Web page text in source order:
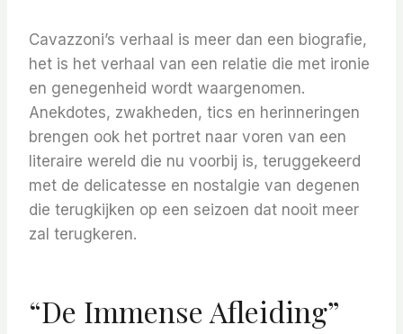
Cavazzoni’s verhaal is meer dan een biografie,
het is het verhaal van een relatie die met ironie
en genegenheid wordt waargenomen.
Anekdotes, zwakheden, tics en herinneringen
brengen ook het portret naar voren van een
literaire wereld die nu voorbij is, teruggekeerd
met de delicatesse en nostalgie van degenen
die terugkijken op een seizoen dat nooit meer
zal terugkeren.
“De Immense Afleiding”